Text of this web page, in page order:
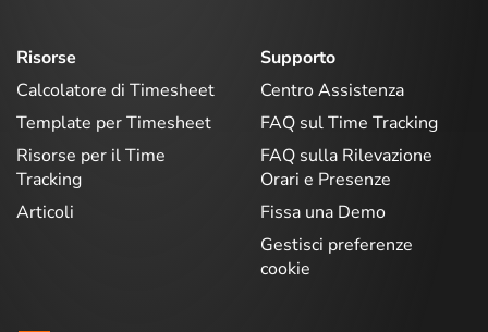
Risorse
Calcolatore di Timesheet
Template per Timesheet
Risorse per il Time
Tracking
Articoli
Supporto
Centro Assistenza
FAQ sul Time Tracking
FAQ sulla Rilevazione
Orari e Presenze
Fissa una Demo
Gestisci preferenze
cookie